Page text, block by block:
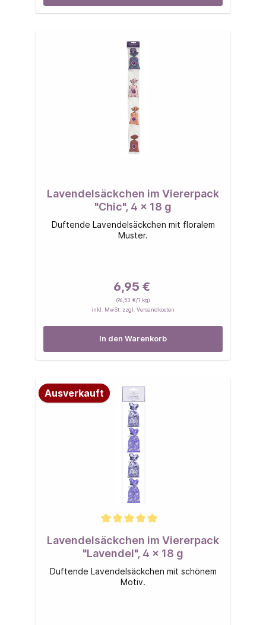
Lavendelsäckchen im Viererpack
"Chic", 4 x 18 g
Duftende Lavendelsäckchen mit floralem
Muster.
6,95 €
(96,53 €/1 kg)
inkl. MwSt. zzgl. Versandkosten
In den Warenkorb
Ausverkauft
Lavendelsäckchen im Viererpack
"Lavendel", 4 x 18 g
Duftende Lavendelsäckchen mit schönem
Motiv.